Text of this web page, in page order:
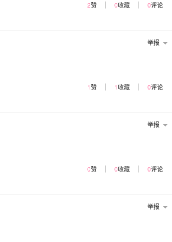
2赞 0收藏 0评论
1赞 1收藏 0评论
举报
0赞 0收藏 0评论
举报
举报